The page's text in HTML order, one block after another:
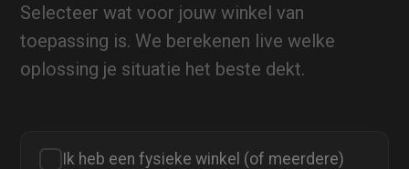
Selecteer wat voor jouw winkel van
toepassing is. We berekenen live welke
oplossing je situatie het beste dekt.
Ik heb een fysieke winkel (of meerdere)